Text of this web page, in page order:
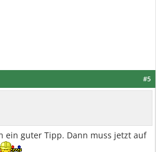
#5
ein guter Tipp. Dann muss jetzt auf